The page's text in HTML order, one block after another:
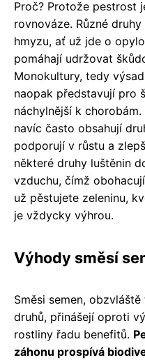
Proč? Protože pestrost
rovnováze. Různé
hmyzu, ať už jde o
pomáhají udržovat
Monokultury, tedy
naopak představují pro
náchylnější k
navíc často obsahují
podporují v růstu a
některé druhy luštěnin
vzduchu, čímž
už pěstujete zeleninu,
je vždycky výhrou.
Výhody směsí
Směsi semen,
druhů, přinášejí oproti
rostliny řadu benefitů.
záhonu prospívá